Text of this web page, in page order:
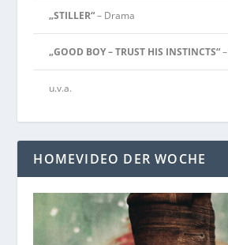
„STILLER“– Drama
„GOOD BOY – TRUST HIS INSTINCTS“
u.v.a.
HOMEVIDEO DER WOCHE